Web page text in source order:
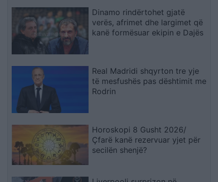
Dinamo rindërtohet gjatë
verës, afrimet dhe largimet që
kanë formësuar ekipin e Dajës
Real Madridi shqyrton tre yje
të mesfushës pas dështimit me
Rodrin
Horoskopi 8 Gusht 2026/
Çfarë kanë rezervuar yjet për
secilën shenjë?